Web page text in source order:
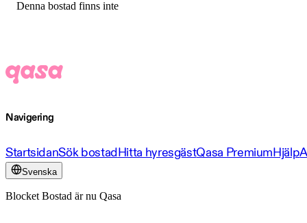
Denna bostad finns inte
Navigering
StartsidanSök bostadHitta hyresgästQasa PremiumHjälp
Svenska
Blocket Bostad är nu Qasa